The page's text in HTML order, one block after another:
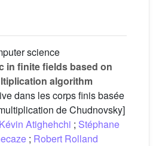
science
in finite fields based on
algorithm
dans les corps finis basée
de Chudnovsky]
Kévin Atighehchi ; Stéphane
; Robert Rolland